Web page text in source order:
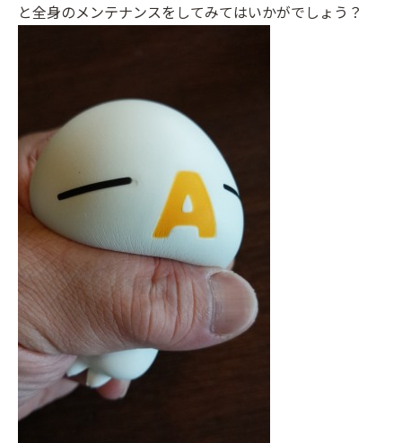
と全身のメンテナンスをしてみてはいかがでしょう？